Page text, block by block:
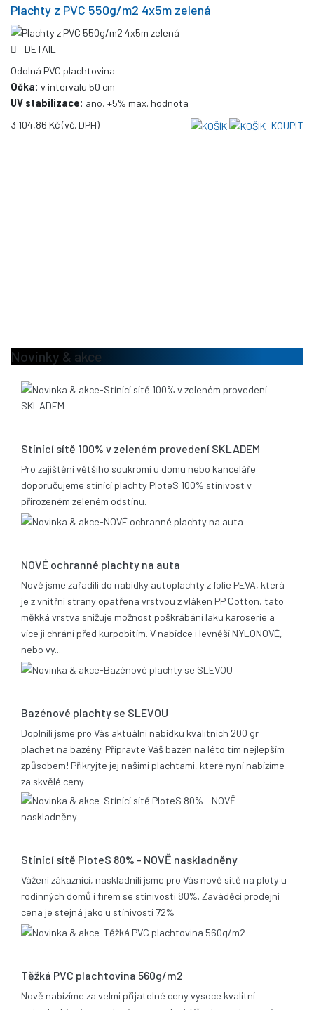
Plachty z PVC 550g/m2 4x5m zelená
DETAIL
Odolná PVC plachtovina
Očka: v intervalu 50 cm
UV stabilizace: ano, +5% max. hodnota
3 104,86 Kč(vč. DPH) KOUPIT
Novinky & akce
Stínící sítě 100% v zeleném provedení SKLADEM
Pro zajištění většího soukromí u domu nebo kanceláře
doporučujeme stínící plachty PloteS 100% stínivost v
přirozeném zeleném odstínu.
NOVÉ ochranné plachty na auta
Nově jsme zařadili do nabídky autoplachty z folie PEVA, která
je z vnitřní strany opatřena vrstvou z vláken PP Cotton, tato
měkká vrstva snižuje možnost poškrábání laku karoserie a
více ji chrání před kurpobitím. V nabídce i levněší NYLONOVÉ,
nebo vy...
Bazénové plachty se SLEVOU
Doplnili jsme pro Vás aktuální nabídku kvalitních 200 gr
plachet na bazény. Připravte Váš bazén na léto tím nejlepším
způsobem! Přikryjte jej našimi plachtami, které nyní nabízíme
za skvělé ceny
Stínící sítě PloteS 80% - NOVĚ naskladněny
Vážení zákazníci, naskladnili jsme pro Vás nově sítě na ploty u
rodinných domů i firem se stínivostí 80%. Zaváděcí prodejní
cena je stejná jako u stínivosti 72%
Těžká PVC plachtovina 560g/m2
Nově nabízíme za velmi přijatelné ceny vysoce kvalitní